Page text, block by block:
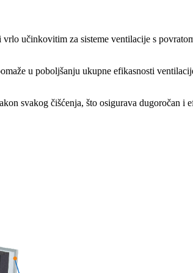
učinkovitim za sisteme ventilacije s
u poboljšanju ukupne efikasnosti
svakog čišćenja, što osigurava dugoročan i